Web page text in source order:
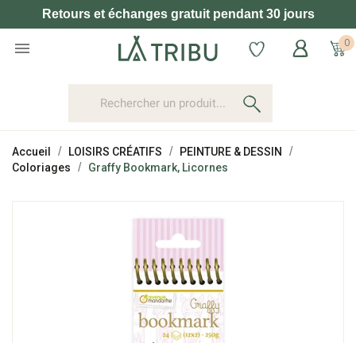
Retours et échanges gratuit pendant 30 jours
 0
Accueil LOISIRS CRÉATIFS
PEINTURE & DESSIN
Coloriages
Graffy Bookmark, Licornes